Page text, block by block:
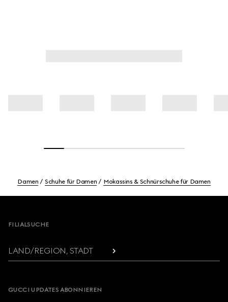
Damen Schuhe für Damen Mokassins & Schnürschuhe für Damen
FILIALSUCHE
LAND/REGION, STADT
GUCCI UPDATES ABONNIEREN